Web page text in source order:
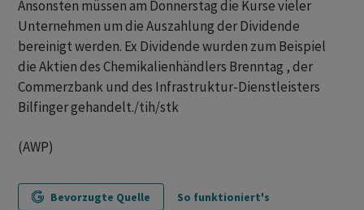
Ansonsten müssen am Donnerstag die Kurse vieler
Unternehmen um die Auszahlung der Dividende
bereinigt werden. Ex Dividende wurden zum Beispiel
die Aktien des Chemikalienhändlers Brenntag , der
Commerzbank und des Infrastruktur-Dienstleisters
Bilfinger gehandelt./tih/stk
(AWP)
Bevorzugte Quelle So funktioniert's